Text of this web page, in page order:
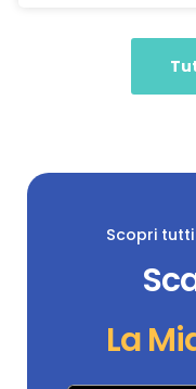
Scopri
La